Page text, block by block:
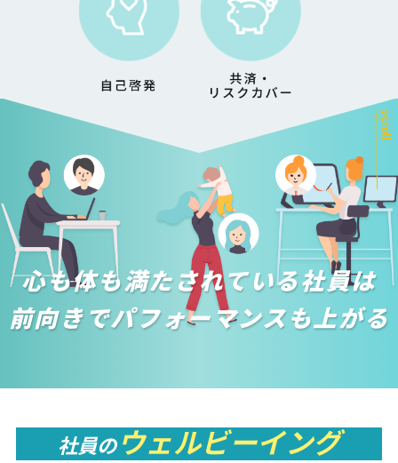
scroll
心も体も満たされている社員は
前向きでパフォーマンスも上がる
社員のウェルビーイング